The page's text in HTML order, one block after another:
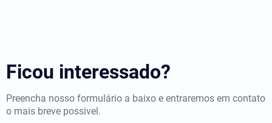
Ficou interessado?
Preencha nosso formulário a baixo e entraremos em contato
o mais breve possivel.